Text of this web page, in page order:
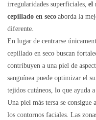
irregularidades superficiales, el
cepillado en seco aborda la
diferente.
En lugar de centrarse
cepillado en seco buscan
contribuyen a una piel de
sanguínea puede optimizar el
tejidos cutáneos, lo que ayuda
Una piel más tersa se
los contornos faciales. Las